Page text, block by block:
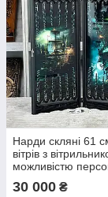
Нарди скляні 61
вітрів з
можливістю
30 000 ₴